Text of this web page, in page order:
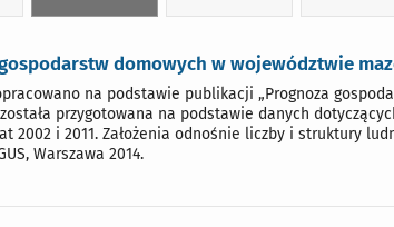
domowych w województwie
na podstawie publikacji „Prognoza
przygotowana na podstawie danych
2002 i 2011. Założenia odnośnie liczby i struktury
Warszawa 2014.